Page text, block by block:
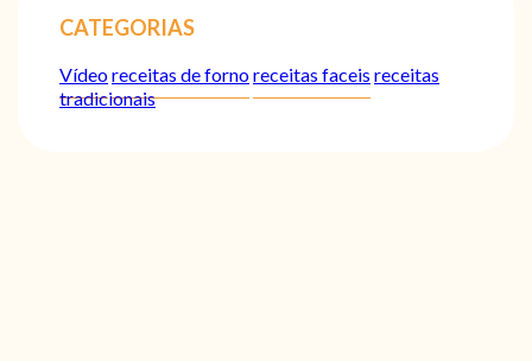
CATEGORIAS
Vídeoreceitas de fornoreceitas faceis receitas
tradicionais